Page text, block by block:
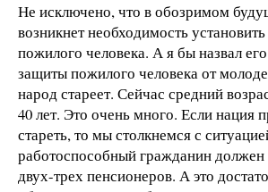
Не исключено, что в обозримом
возникнет необходимость
пожилого человека. А я бы назвал
защиты пожилого человека от
народ стареет. Сейчас средний
40 лет. Это очень много. Если нация
стареть, то мы столкнемся с
работоспособный гражданин должен
двух-трех пенсионеров. А это